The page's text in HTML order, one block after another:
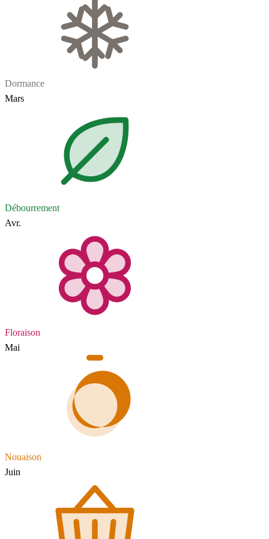
Dormance
Mars
Débourrement
Avr.
Floraison
Mai
Nouaison
Juin